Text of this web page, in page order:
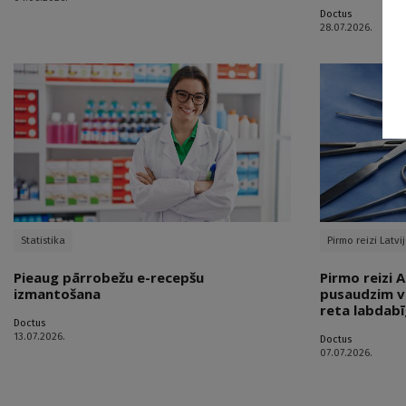
Doctus
28.07.2026.
Statistika
Pieaug pārrobežu e-recepšu
izmantošana
Doctus
13.07.2026.
Pirmo reizi
Pirmo reizi
pusaudzim
reta
Doctus
07.07.2026.